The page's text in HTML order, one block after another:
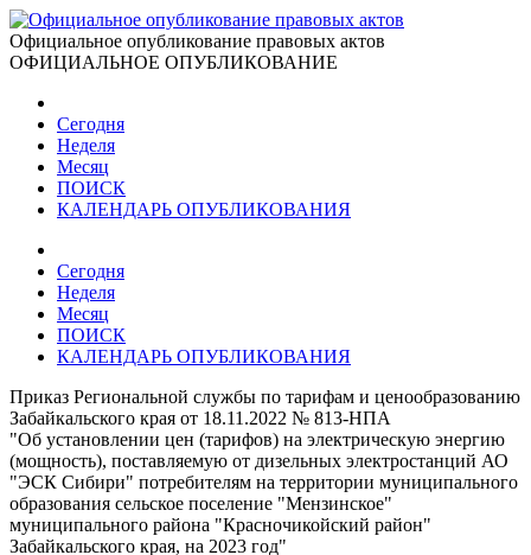
Официальное опубликование правовых актов
ОФИЦИАЛЬНОЕ ОПУБЛИКОВАНИЕ
Сегодня
Неделя
Месяц
ПОИСК
КАЛЕНДАРЬ ОПУБЛИКОВАНИЯ
Сегодня
Неделя
Месяц
ПОИСК
КАЛЕНДАРЬ ОПУБЛИКОВАНИЯ
Приказ Региональной службы по тарифам и ценообразованию
Забайкальского края от 18.11.2022 № 813-НПА
"Об установлении цен (тарифов) на электрическую энергию
(мощность), поставляемую от дизельных электростанций АО
"ЭСК Сибири" потребителям на территории муниципального
образования сельское поселение "Мензинское"
муниципального района "Красночикойский район"
Забайкальского края, на 2023 год"